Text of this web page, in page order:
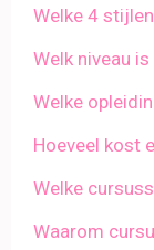
Welke 4
Welk niveau
Welke
Hoeveel kost
Welke
Waarom